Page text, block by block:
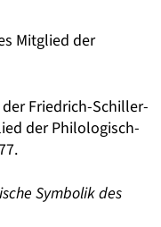
Mitglied der
Friedrich-Schiller-
der Philologisch-
Symbolik des